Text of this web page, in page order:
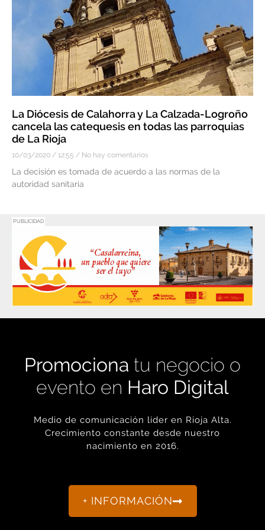
La Diócesis de Calahorra y La Calzada-Logroño
cancela las catequesis en todas las parroquias
de La Rioja
10/03/2020 12:55 No hay comentarios
La decisión es tomada de acuerdo a las normas de la
autoridad sanitaria
PUBLICIDAD
Promociona tu negocio o
evento en Haro Digital
Medio de comunicación líder en Rioja Alta.
Crecimiento constante desde nuestro
nacimiento en 2016.
+ INFORMACIÓN